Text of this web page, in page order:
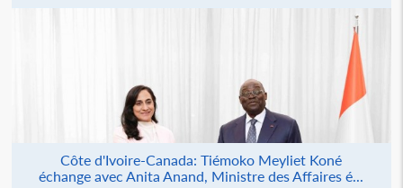
Côte d'Ivoire-Canada: Tiémoko Meyliet Koné
échange avec Anita Anand, Ministre des Affaires é...